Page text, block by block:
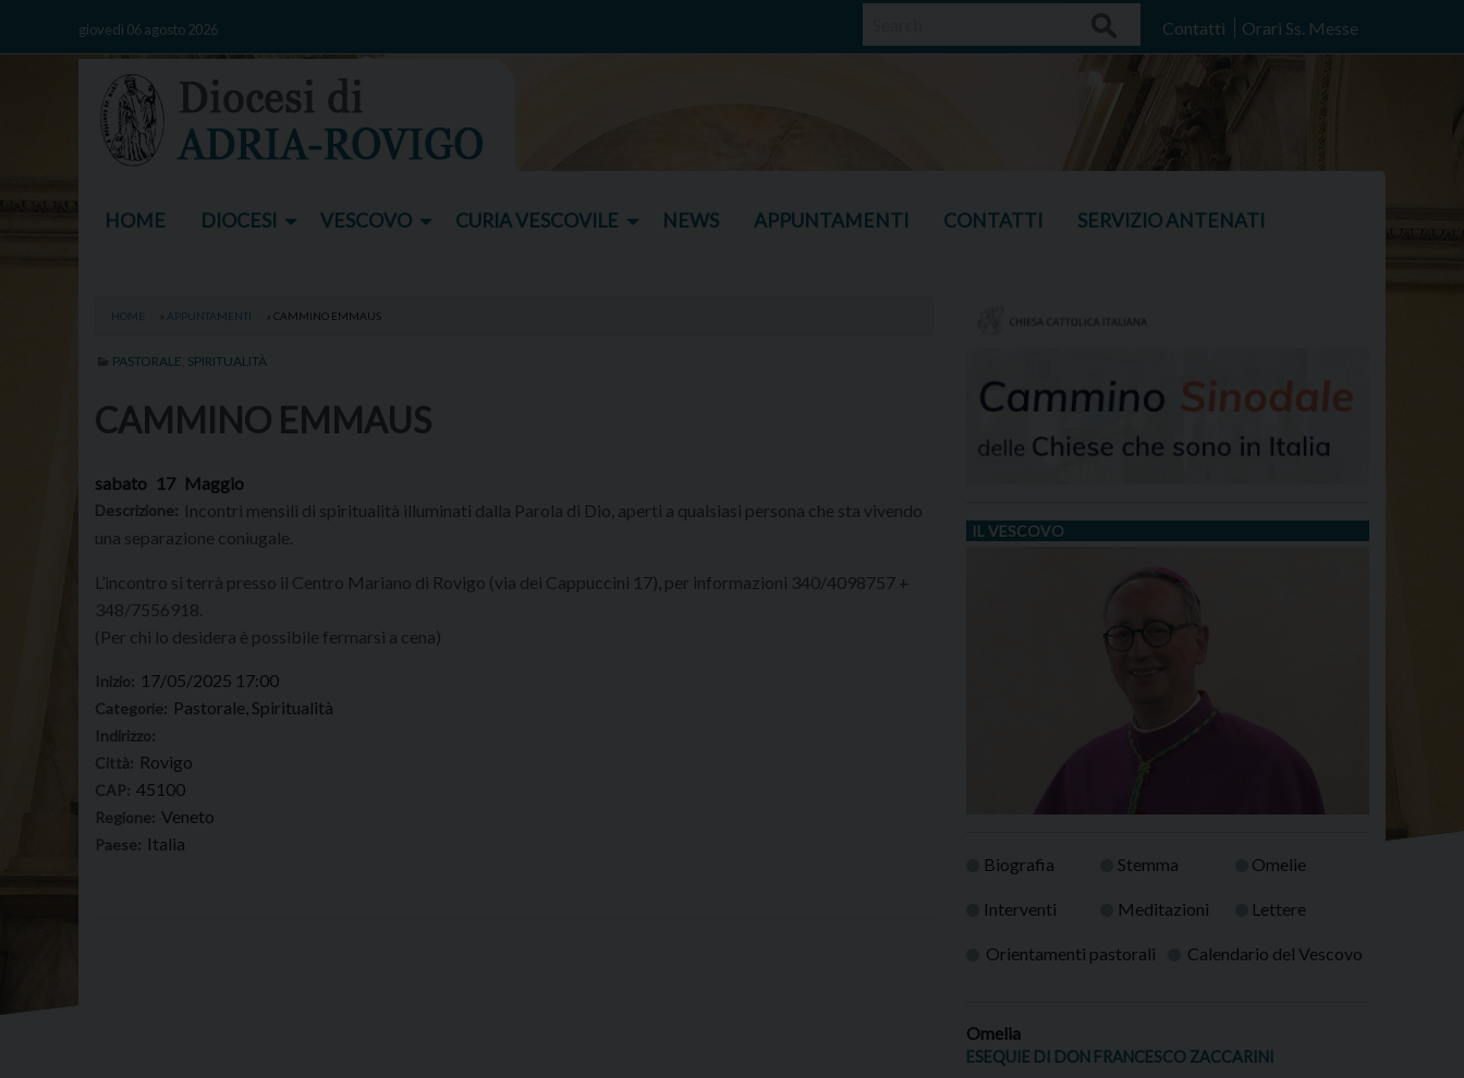
giovedì 06 agosto 2026 Contatti Orari Ss. Messe
HOME DIOCESI VESCOVO CURIA VESCOVILE NEWS APPUNTAMENTI CONTATTI SERVIZIO ANTENATI
HOME » APPUNTAMENTI » CAMMINO EMMAUS
PASTORALE SPIRITUALITÀ
CAMMINO EMMAUS
sabato 17 Maggio
Descrizione: Incontri mensili di spiritualità illuminati dalla Parola di Dio, aperti a qualsiasi persona che sta vivendo
una separazione coniugale.
L’incontro si terrà presso il Centro Mariano di Rovigo (via dei Cappuccini 17), per informazioni 340/4098757 +
348/7556918.
(Per chi lo desidera è possibile fermarsi a cena)
Inizio: 17/05/2025 17:00
Categorie: Pastorale, Spiritualità
Indirizzo:
Città: Rovigo
CAP: 45100
Regione: Veneto
Paese: Italia
IL VESCOVO
Biografia Stemma Omelie
Interventi Meditazioni Lettere
Orientamenti pastorali Calendario del Vescovo
Omelia
ESEQUIE DI DON FRANCESCO ZACCARINI